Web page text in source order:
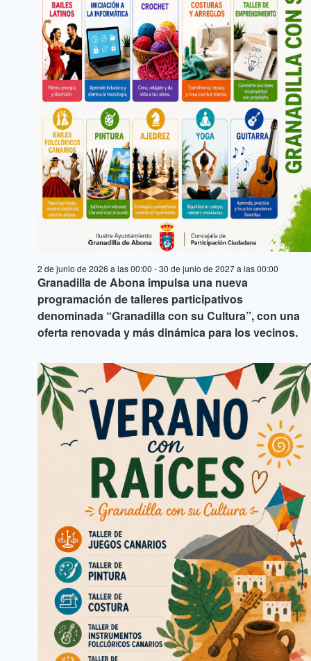
Granadilla de Abona impulsa una nueva
programación de talleres participativos
denominada “Granadilla con su Cultura”, con una
oferta renovada y más dinámica para los vecinos.
2 de junio de 2026 a las 00:00 -30 de junio de 2027 a las 00:00